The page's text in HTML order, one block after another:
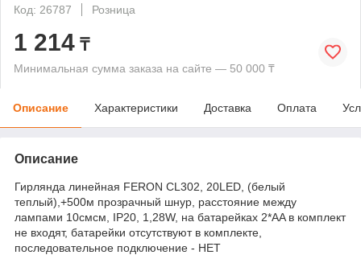
Код: 26787
Розница
1 214 ₸
Минимальная сумма заказа на сайте — 50 000 ₸
Описание Характеристики Доставка Оплата
Описание
Гирлянда линейная FERON CL302, 20LED, (белый
теплый),+500м прозрачный шнур, расстояние между
лампами 10смсм, IP20, 1,28W, на батарейках 2*AA в комплект
не входят, батарейки отсутствуют в комплекте,
последовательное подключение - НЕТ